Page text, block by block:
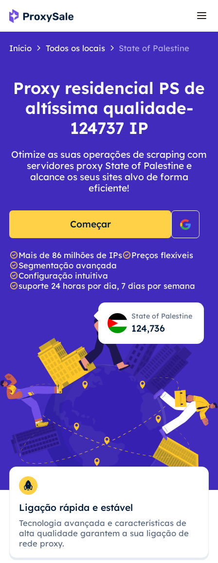
Início Todos os locais State of Palestine
Proxy residencial PS de
altíssima qualidade-
124737 IP
Otimize as suas operações de scraping com
servidores proxy State of Palestine e
alcance os seus sites alvo de forma
eficiente!
Começar
Mais de 86 milhões de IPs
Preços flexíveis
Segmentação avançada
Configuração intuitiva
suporte 24 horas por dia, 7 dias por semana
State of Palestine
124,737
Ligação rápida e estável
Tecnologia avançada e características de
alta qualidade garantem a sua ligação de
rede proxy.